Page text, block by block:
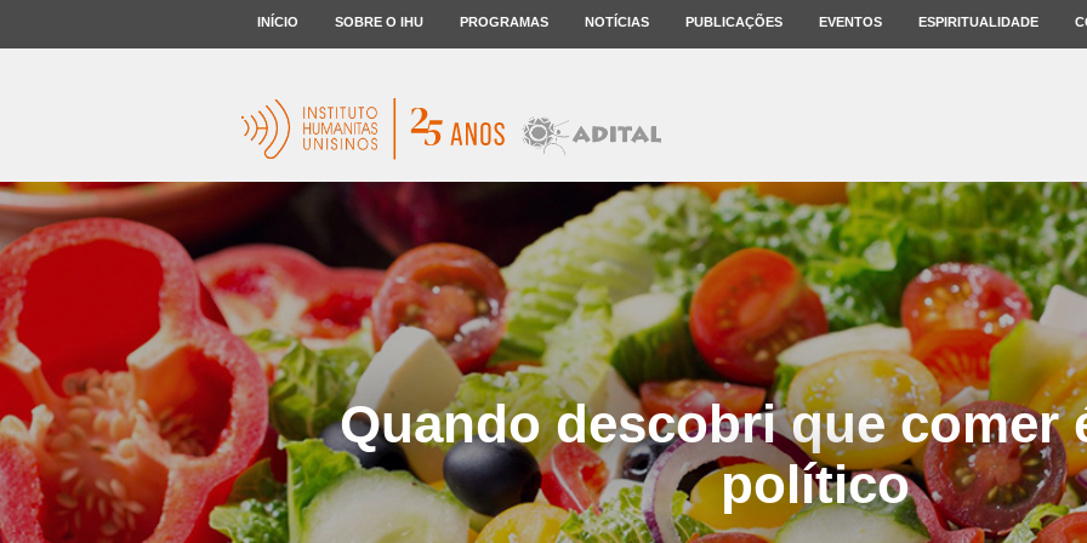
INÍCIO SOBRE O IHU PROGRAMAS NOTÍCIAS PUBLICAÇÕES EVENTOS ESPIRITUALIDADE
Quando descobri que comer
político